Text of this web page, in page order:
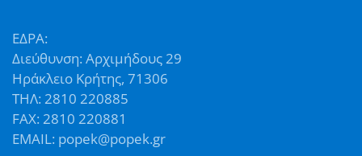
ΕΔΡΑ:
Διεύθυνση: Αρχιμήδους 29
Ηράκλειο Κρήτης, 71306
ΤΗΛ: 2810 220885
FAX: 2810 220881
EMAIL: popek@popek.gr